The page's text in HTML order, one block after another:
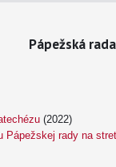
Pápežská
(2022)
Pápežskej rady na